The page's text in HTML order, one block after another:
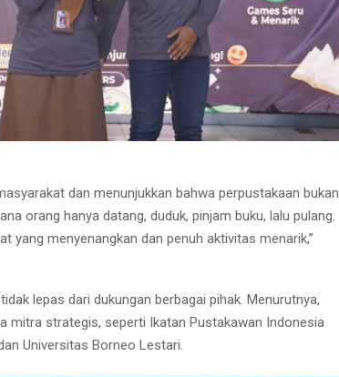
dan menunjukkan bahwa perpustakaan bukan
orang hanya datang, duduk, pinjam buku, lalu pulang.
yang menyenangkan dan penuh aktivitas menarik,”
lepas dari dukungan berbagai pihak. Menurutnya,
mitra strategis, seperti Ikatan Pustakawan Indonesia
Universitas Borneo Lestari.